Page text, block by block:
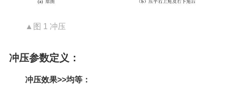
▲图 1 冲压
冲压参数定义：
冲压效果>>均等：